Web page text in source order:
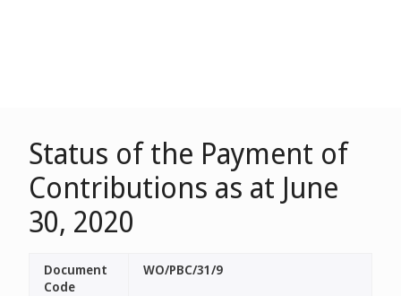
Status of the Payment of
Contributions as at June
30, 2020
Document
Code
WO/PBC/31/9